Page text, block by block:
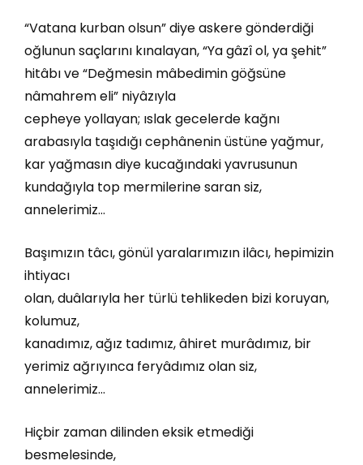
“Vatana kurban olsun” diye askere gönderdiği
oğlunun saçlarını kınalayan, “Ya gâzî ol, ya şehit”
hitâbı ve “Değmesin mâbedimin göğsüne
nâmahrem eli” niyâzıyla
cepheye yollayan; ıslak gecelerde kağnı
arabasıyla taşıdığı cephânenin üstüne yağmur,
kar yağmasın diye kucağındaki yavrusunun
kundağıyla top mermilerine saran siz,
annelerimiz…
Başımızın tâcı, gönül yaralarımızın ilâcı, hepimizin
ihtiyacı
olan, duâlarıyla her türlü tehlikeden bizi koruyan,
kolumuz,
kanadımız, ağız tadımız, âhiret murâdımız, bir
yerimiz ağrıyınca feryâdımız olan siz,
annelerimiz…
Hiçbir zaman dilinden eksik etmediği
besmelesinde,